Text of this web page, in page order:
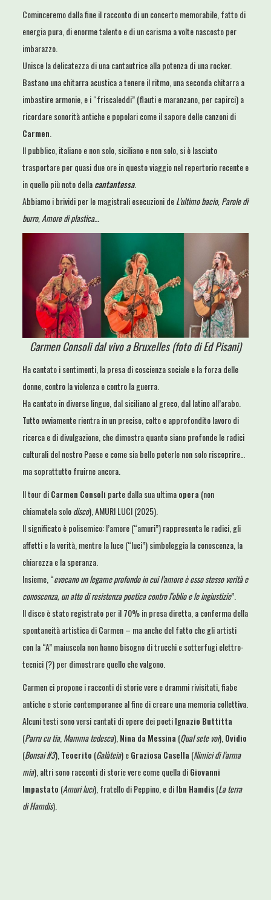
Cominceremo dalla fine il racconto di un concerto memorabile, fatto di
energia pura, di enorme talento e di un carisma a volte nascosto per
imbarazzo.
Unisce la delicatezza di una cantautrice alla potenza di una rocker.
Bastano una chitarra acustica a tenere il ritmo, una seconda chitarra a
imbastire armonie, e i “friscaleddi” (flauti e maranzano, per capirci) a
ricordare sonorità antiche e popolari come il sapore delle canzoni di
Carmen
Il pubblico, italiano e non solo, siciliano e non solo, si è lasciato
trasportare per quasi due ore in questo viaggio nel repertorio recente e
in quello più noto dellacantantessa.
Abbiamo i brividi per le magistrali esecuzioni deL’ultimo bacio, Parole di
burro, Amore di plastica…
Carmen Consoli dal vivo a Bruxelles (foto di Ed Pisani)
Ha cantato i sentimenti, la presa di coscienza sociale e la forza delle
donne, contro la violenza e contro la guerra.
Ha cantato in diverse lingue, dal siciliano al greco, dal latino all’arabo.
Tutto ovviamente rientra in un preciso, colto e approfondito lavoro di
ricerca e di divulgazione, che dimostra quanto siano profonde le radici
culturali del nostro Paese e come sia bello poterle non solo riscoprire…
ma soprattutto fruirne ancora.
Il tour diCarmen Consoli parte dalla sua ultimaopera (non
chiamatela solodisco), AMURI LUCI (2025).
Il significato è polisemico: l’amore (“amuri”) rappresenta le radici, gli
affetti e la verità, mentre la luce (“luci”) simboleggia la conoscenza, la
chiarezza e la speranza.
Insieme, “evocano un legame profondo in cui l’amore è esso stesso verità e
conoscenza, un atto di resistenza poetica contro l’oblio e le ingiustizie”.
Il disco è stato registrato per il 70% in presa diretta, a conferma della
spontaneità artistica di Carmen – ma anche del fatto che gli artisti
con la “A” maiuscola non hanno bisogno di trucchi e sotterfugi elettro-
tecnici (?) per dimostrare quello che valgono.
Carmen ci propone i racconti di storie vere e drammi rivisitati, fiabe
antiche e storie contemporanee al fine di creare una memoria collettiva.
Alcuni testi sono versi cantati di opere dei poetiIgnazio Buttitta
(Parru cu tia, Mamma tedesca), Nina da Messina (Qual sete voi), Ovidio
(Bonsai #3), Teocrito (Galàteia) eGraziosa Casella (Nimici di l’arma
mia), altri sono racconti di storie vere come quella diGiovanni
Impastato (Amuri luci), fratello di Peppino, e diIbn Hamdis(La terra
di Hamdis).